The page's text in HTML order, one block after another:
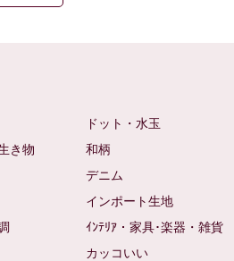
ドット・水玉
き物
和柄
デニム
インポート生地
ｲﾝﾃﾘｱ・家具･楽器・雑貨
カッコいい